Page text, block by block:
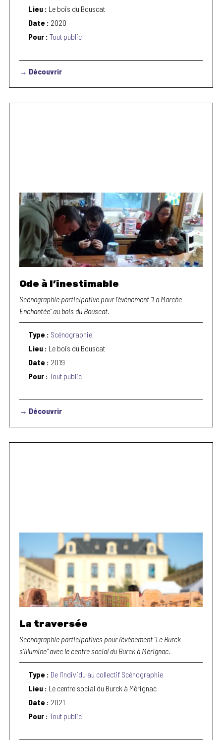
Lieu : Le bois du Bouscat
Date : 2020
Pour : Tout public
→ Découvrir
Ode à l’inestimable
Scénographie participative pour l'évènement "La Marche
Enchantée" au bois du Bouscat.
Type : Scénographie
Lieu : Le bois du Bouscat
Date : 2019
Pour : Tout public
→ Découvrir
La traversée
Scénographie participatives pour l'évènement "Le Burck
s'illumine" avec le centre social du Burck à Mérignac.
Type : De l'individu au collectif Scénographie
Lieu : Le centre social du Burck à Mérignac
Date : 2021
Pour : Tout public